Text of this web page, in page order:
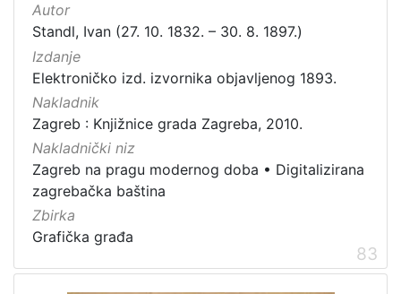
Autor
Standl, Ivan (27. 10. 1832. – 30. 8. 1897.)
Izdanje
Elektroničko izd. izvornika objavljenog 1893.
Nakladnik
Zagreb : Knjižnice grada Zagreba, 2010.
Nakladnički niz
Zagreb na pragu modernog doba • Digitalizirana
zagrebačka baština
Zbirka
Grafička građa
83